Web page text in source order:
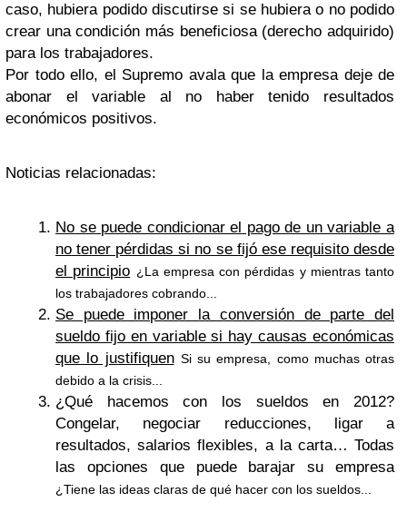
caso, hubiera podido discutirse si se hubiera o no podido
crear una condición más beneficiosa (derecho adquirido)
para los trabajadores.
Por todo ello, el Supremo avala que la empresa deje de
abonar el variable al no haber tenido resultados
económicos positivos.
Noticias relacionadas:
No se puede condicionar el pago de un variable a
no tener pérdidas si no se fijó ese requisito desde
el principio ¿La empresa con pérdidas y mientras tanto
los trabajadores cobrando...
Se puede imponer la conversión de parte del
sueldo fijo en variable si hay causas económicas
que lo justifiquen Si su empresa, como muchas otras
debido a la crisis...
¿Qué hacemos con los sueldos en 2012?
Congelar, negociar reducciones, ligar a
resultados, salarios flexibles, a la carta… Todas
las opciones que puede barajar su empresa
¿Tiene las ideas claras de qué hacer con los sueldos...